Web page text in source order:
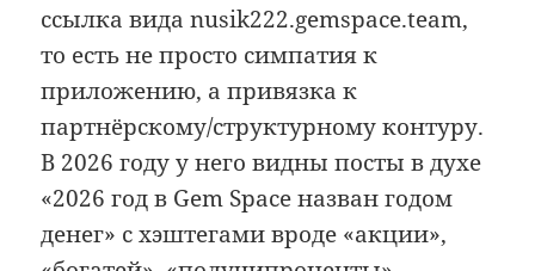
ссылка вида nusik222.gemspace.team,
то есть не просто симпатия к
приложению, а привязка к
партнёрскому/структурному контуру.
В 2026 году у него видны посты в духе
«2026 год в Gem Space назван годом
денег» с хэштегами вроде «акции»,